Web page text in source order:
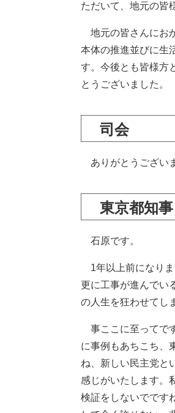
ただいて、地元の皆
地元の皆さんにお
本体の推進並びに生
す。今後とも皆様方
とうございました。
司会
ありがとうござい
東京都知
石原です。
1年以上前になりま
更に工事が進んでい
の人生を狂わせてし
事ここに至ってで
に事例もあちこち、
ね、新しい民主党と
感じがいたします。
検証をしないでです